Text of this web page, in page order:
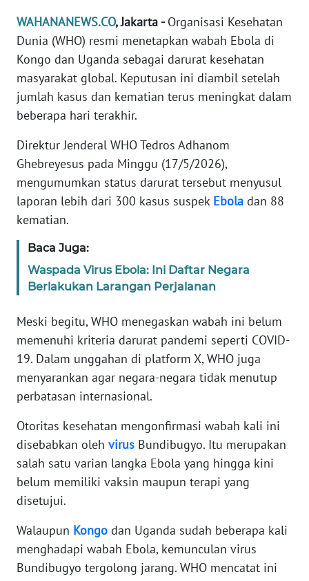
WAHANANEWS.CO, Jakarta -Organisasi Kesehatan
Dunia (WHO) resmi menetapkan wabah Ebola di
Kongo dan Uganda sebagai darurat kesehatan
masyarakat global. Keputusan ini diambil setelah
jumlah kasus dan kematian terus meningkat dalam
beberapa hari terakhir.
Direktur Jenderal WHO Tedros Adhanom
Ghebreyesus pada Minggu (17/5/2026),
mengumumkan status darurat tersebut menyusul
laporan lebih dari 300 kasus suspek Ebola dan 88
kematian.
Baca Juga:
Waspada Virus Ebola: Ini Daftar Negara
Berlakukan Larangan Perjalanan
Meski begitu, WHO menegaskan wabah ini belum
memenuhi kriteria darurat pandemi seperti COVID-
19. Dalam unggahan di platform X, WHO juga
menyarankan agar negara-negara tidak menutup
perbatasan internasional.
Otoritas kesehatan mengonfirmasi wabah kali ini
disebabkan oleh virus Bundibugyo. Itu merupakan
salah satu varian langka Ebola yang hingga kini
belum memiliki vaksin maupun terapi yang
disetujui.
Walaupun Kongo dan Uganda sudah beberapa kali
menghadapi wabah Ebola, kemunculan virus
Bundibugyo tergolong jarang. WHO mencatat ini
EDITORIAL
Informasi
INDEKS
KONTAK
KAMI
IKLAN
TENTANG
SIBER
REDAKSI
KARIR
News
Regional
WN
SUMUT